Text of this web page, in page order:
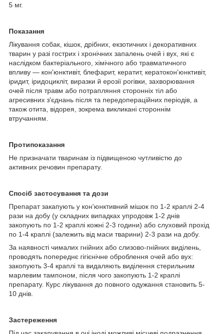
5 мг.
Показання
Лікування собак, кішок, дрібних, екзотичних і декоративних
тварин у разі гострих і хронічних запалень очей і вух, які є
наслідком бактеріального, хімічного або травматичного
впливу — кон'юнктивіт, блефарит, кератит, кератокон'юнктивіт,
іридит, іридоцикліт, виразки й ерозії рогівки, захворювання
очей після травм або потрапляння сторонніх тіл або
агресивних з'єднань після та передопераційних періодів, а
також отита, відорея, зокрема викликані стороннім
втручанням.
Протипоказання
Не призначати тваринам із підвищеною чутливістю до
активних речовин препарату.
Спосіб застосування та дози
Препарат закапують у кон'юнктивний мішок по 1-2 краплі 2-4
рази на добу (у складних випадках упродовж 1-2 днів
закопують по 1-2 краплі кожні 2-3 години) або слуховий прохід
по 1-4 краплі (залежить від маси тварини) 2-3 рази на добу.
За наявності чималих гнійних або слизово-гнійних виділень,
проводять попереднє гігієнічне оброблення очей або вух:
закопують 3-4 краплі та видаляють виділення стерильним
марлевим тампоном, після чого закопують 1-2 краплі
препарату. Курс лікування до повного одужання становить 5-
10 днів.
Застереження